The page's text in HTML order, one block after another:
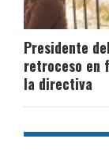
Presidente
retroceso en
la directiva